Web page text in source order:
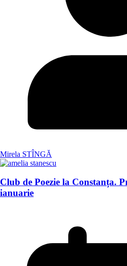
Mirela STÎNGĂ
Club de Poezie la Constanța.
ianuarie